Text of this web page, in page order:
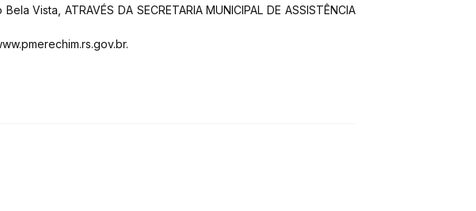
Vista, ATRAVÉS DA SECRETARIA MUNICIPAL DE ASSISTÊNCIA